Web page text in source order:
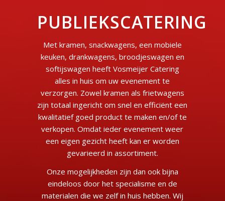
PUBLIEKSCATERING
Met kramen, snackwagens, een mobiele
keuken, drankwagens, broodjeswagen en
softijswagen heeft Vosmeijer Catering
alles in huis om uw evenement te
verzorgen. Zowel kramen als frietwagens
zijn totaal ingericht om snel en efficiënt een
kwalitatief goed product te maken en/of te
verkopen. Omdat ieder evenement weer
een eigen gezicht heeft kan er worden
gevarieerd in assortiment.
Onze mogelijkheden zijn dan ook bijna
eindeloos door het specialisme en de
materialen die we zelf in huis hebben. Wij